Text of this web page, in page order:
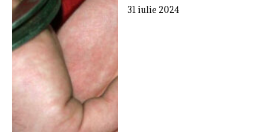
31 iulie 2024